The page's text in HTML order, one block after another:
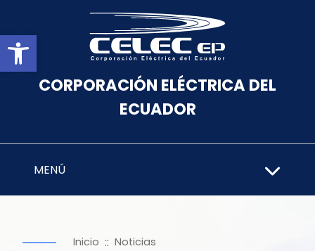
Abrir barra de herramientas
CORPORACIÓN ELÉCTRICA DEL
ECUADOR
MENÚ
Inicio :: Noticias